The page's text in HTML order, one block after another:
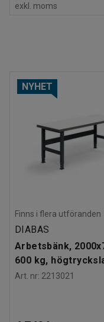
exkl. moms
NYHET
Finns i flera utföranden
DIABAS
Arbetsbänk,
600 kg,
Art. nr: 2213021